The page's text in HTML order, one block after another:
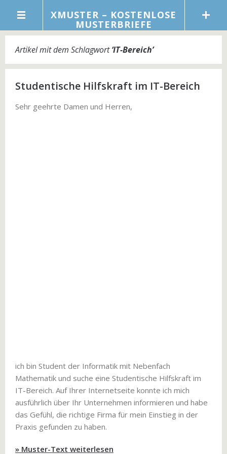
XMUSTER – KOSTENLOSE
MUSTERBRIEFE
Artikel mit dem Schlagwort‘IT-Bereich’
Studentische Hilfskraft im IT-Bereich
Sehr geehrte Damen und Herren,
ich bin Student der Informatik mit Nebenfach
Mathematik und suche eine Studentische Hilfskraft im
IT-Bereich. Auf Ihrer Internetseite konnte ich mich
ausführlich über Ihr Unternehmen informieren und habe
das Gefühl, die richtige Firma für mein Einstieg in der
Praxis gefunden zu haben.
» Muster-Text weiterlesen